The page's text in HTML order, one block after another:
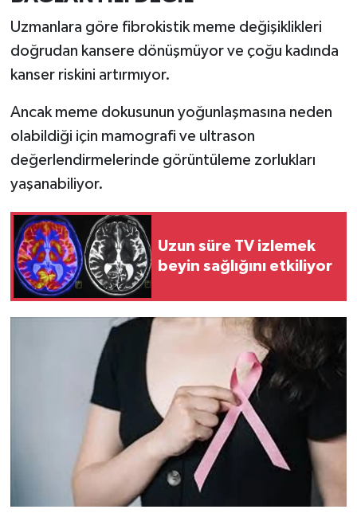
Uzmanlara göre fibrokistik meme değişiklikleri
doğrudan kansere dönüşmüyor ve çoğu kadında
kanser riskini artırmıyor.
Ancak meme dokusunun yoğunlaşmasına neden
olabildiği için mamografi ve ultrason
değerlendirmelerinde görüntüleme zorlukları
yaşanabiliyor.
Uzun süre TV izlemek
beyin sağlığını etkiliyor
Sağlık
Şaphane
Simav
Siyaset
Spor
Tavşanlı
Teknoloji
Video Galeri
Yemek Tarifleri